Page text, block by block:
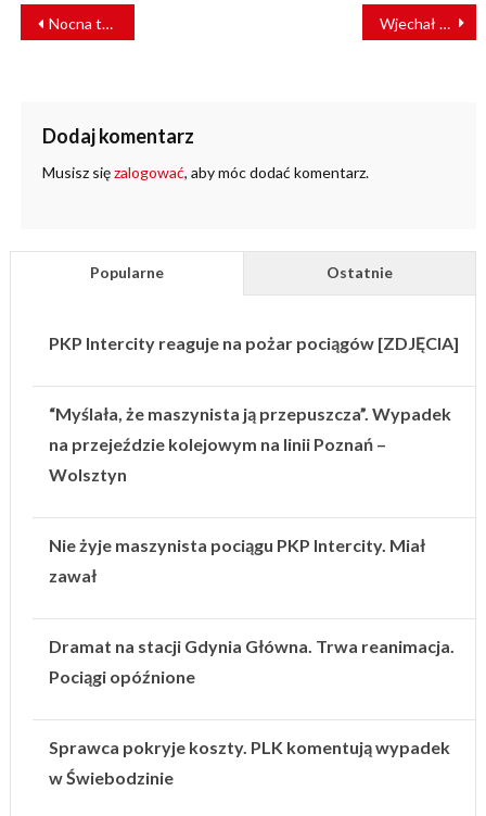
NAWIGACJA
WPISU
Nocna tragedia na torach w Ząbkach Wjechał traktorem pod cofający pociąg. Zginął na miejscu [ZDJĘCIA]
Dodaj komentarz
Musisz sięzalogować, aby móc dodać komentarz.
Popularne Ostatnie
PKP Intercity reaguje na pożar pociągów [ZDJĘCIA]
“Myślała, że maszynista ją przepuszcza”. Wypadek
na przejeździe kolejowym na linii Poznań –
Wolsztyn
Nie żyje maszynista pociągu PKP Intercity. Miał
zawał
Dramat na stacji Gdynia Główna. Trwa reanimacja.
Pociągi opóźnione
Sprawca pokryje koszty. PLK komentują wypadek
w Świebodzinie